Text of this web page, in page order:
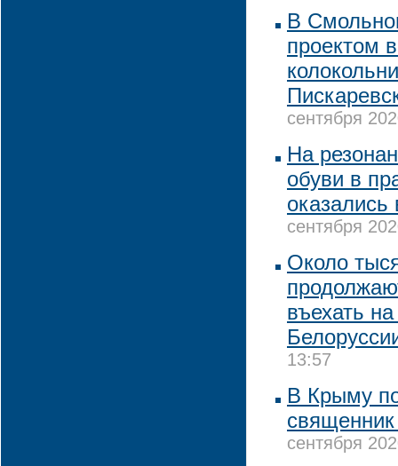
В
проектом
сентября
На
обуви в
сентября
Около
въехать
13:57
В Крыму
сентября